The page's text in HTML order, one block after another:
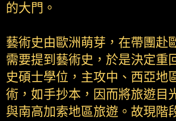
的大門。
藝術史由歐洲萌芽，在帶團赴
需要提到藝術史，於是決定重
史碩士學位，主攻中、西亞地
術，如手抄本，因而將旅遊目
與南高加索地區旅遊。故現階